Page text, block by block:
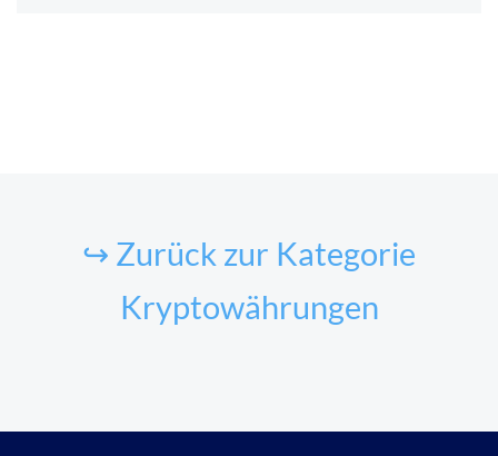
↪ Zurück zur Kategorie
Kryptowährungen